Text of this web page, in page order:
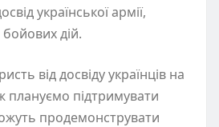
української армії,
дій.
від досвіду українців на
підтримувати
продемонструвати